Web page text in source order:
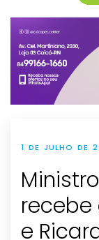
1 DE JULHO DE
e